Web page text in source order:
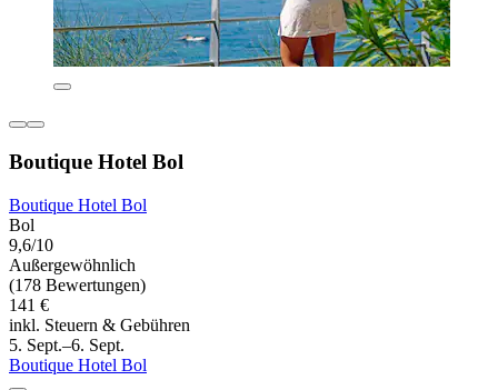
Boutique Hotel Bol
Boutique Hotel Bol
Bol
9,6/10
Außergewöhnlich
(178 Bewertungen)
141 €
inkl. Steuern & Gebühren
5. Sept.–6. Sept.
Boutique Hotel Bol